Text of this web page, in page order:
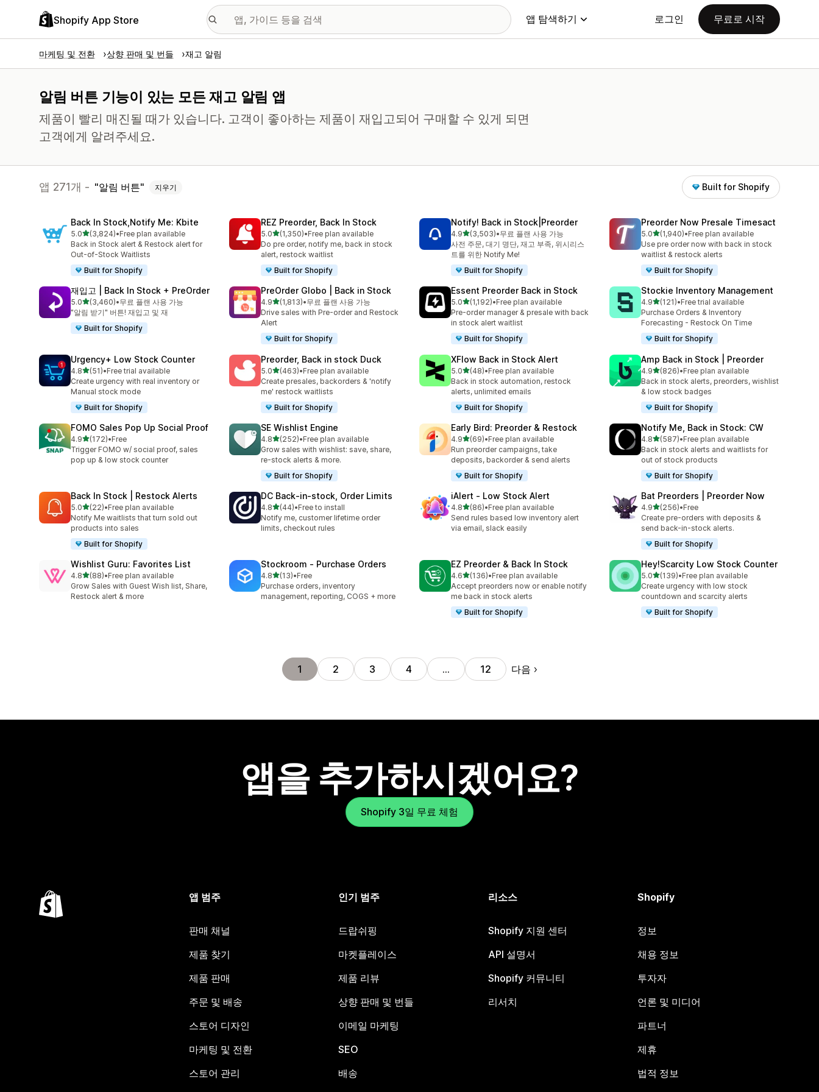
Shopify App Store 앱 탐색하기 로그인 무료로 시작
마케팅 및 전환 상향 판매 및 번들 재고 알림
알림 버튼 기능이 있는 모든 재고 알림 앱
제품이 빨리 매진될 때가 있습니다. 고객이 좋아하는 제품이 재입고되어 구매할 수 있게 되면
고객에게 알려주세요.
앱 271개 - 알림 버튼 지우기 Built for Shopify
Back In Stock,Notify Me: Kbite
5.0별 5개 중
(3,824)
총 리뷰 3824개
•Free plan available
Back in Stock alert & Restock alert for
Out-of-Stock Waitlists
Built for Shopify
REZ Preorder, Back In Stock
5.0별 5개 중
(1,350)
총 리뷰 1350개
•Free plan available
Do pre order, notify me, back in stock
alert, restock waitlist
Built for Shopify
Notify! Back in Stock|Preorder
4.9별 5개 중
(3,503)
총 리뷰 3503개
•무료 플랜 사용 가능
사전 주문, 대기 명단, 재고 부족, 위시리스
트를 위한 Notify Me!
Built for Shopify
Preorder Now Presale Timesact
5.0별 5개 중
(1,940)
총 리뷰 1940개
•Free plan available
Use pre order now with back in stock
waitlist & restock alerts
Built for Shopify
재입고 | Back In Stock + PreOrder
5.0별 5개 중
(3,460)
총 리뷰 3460개
•무료 플랜 사용 가능
"알림 받기" 버튼! 재입고 및 재
Built for Shopify
PreOrder Globo | Back in Stock
4.9별 5개 중
(1,813)
총 리뷰 1813개
•무료 플랜 사용 가능
Drive sales with Pre-order and Restock
Alert
Built for Shopify
Essent Preorder Back in Stock
5.0별 5개 중
(1,192)
총 리뷰 1192개
•Free plan available
Pre-order manager & presale with back
in stock alert waitlist
Built for Shopify
Stockie Inventory Management
4.9별 5개 중
(121)
총 리뷰 121개
•Free trial available
Purchase Orders & Inventory
Forecasting - Restock On Time
Built for Shopify
Urgency+ Low Stock Counter
4.8별 5개 중
(51)
총 리뷰 51개
•Free trial available
Create urgency with real inventory or
Manual stock mode
Built for Shopify
Preorder, Back in stock Duck
5.0별 5개 중
(463)
총 리뷰 463개
•Free plan available
Create presales, backorders & 'notify
me' restock waitlists
Built for Shopify
XFlow Back in Stock Alert
5.0별 5개 중
(48)
총 리뷰 48개
•Free plan available
Back in stock automation, restock
alerts, unlimited emails
Built for Shopify
Amp Back in Stock | Preorder
4.9별 5개 중
(826)
총 리뷰 826개
•Free plan available
Back in stock alerts, preorders, wishlist
& low stock badges
Built for Shopify
FOMO Sales Pop Up Social Proof
4.9별 5개 중
(172)
총 리뷰 172개
•Free
Trigger FOMO w/ social proof, sales
pop up & low stock counter
SE Wishlist Engine
4.8별 5개 중
(252)
총 리뷰 252개
•Free plan available
Grow sales with wishlist: save, share,
re-stock alerts & more.
Built for Shopify
Early Bird: Preorder & Restock
4.9별 5개 중
(69)
총 리뷰 69개
•Free plan available
Run preorder campaigns, take
deposits, backorder & send alerts
Built for Shopify
Notify Me, Back in Stock: CW
4.8별 5개 중
(587)
총 리뷰 587개
•Free plan available
Back in stock alerts and waitlists for
out of stock products
Built for Shopify
Back In Stock | Restock Alerts
5.0별 5개 중
(22)
총 리뷰 22개
•Free plan available
Notify Me waitlists that turn sold out
products into sales
Built for Shopify
DC Back‑in‑stock, Order Limits
4.8별 5개 중
(44)
총 리뷰 44개
•Free to install
Notify me, customer lifetime order
limits, checkout rules
iAlert ‑ Low Stock Alert
4.8별 5개 중
(86)
총 리뷰 86개
•Free plan available
Send rules based low inventory alert
via email, slack easily
Bat Preorders | Preorder Now
4.9별 5개 중
(256)
총 리뷰 256개
•Free
Create pre-orders with deposits &
send back-in-stock alerts.
Built for Shopify
Wishlist Guru: Favorites List
4.8별 5개 중
(88)
총 리뷰 88개
•Free plan available
Grow Sales with Guest Wish list, Share,
Restock alert & more
Stockroom ‑ Purchase Orders
4.8별 5개 중
(13)
총 리뷰 13개
•Free
Purchase orders, inventory
management, reporting, COGS + more
EZ Preorder & Back In Stock
4.6별 5개 중
(136)
총 리뷰 136개
•Free plan available
Accept preorders now or enable notify
me back in stock alerts
Built for Shopify
Hey!Scarcity Low Stock Counter
5.0별 5개 중
(139)
총 리뷰 139개
•Free plan available
Create urgency with low stock
countdown and scarcity alerts
Built for Shopify
1 2 3 4 … 12 다음
앱을 추가하시겠어요?
Shopify 3일 무료 체험
앱 범주
판매 채널
제품 찾기
제품 판매
주문 및 배송
스토어 디자인
마케팅 및 전환
스토어 관리
인기 범주
드랍쉬핑
마켓플레이스
제품 리뷰
상향 판매 및 번들
이메일 마케팅
SEO
배송
리소스
Shopify 지원 센터
API 설명서
Shopify 커뮤니티
리서치
Shopify
정보
채용 정보
투자자
언론 및 미디어
파트너
제휴
법적 정보